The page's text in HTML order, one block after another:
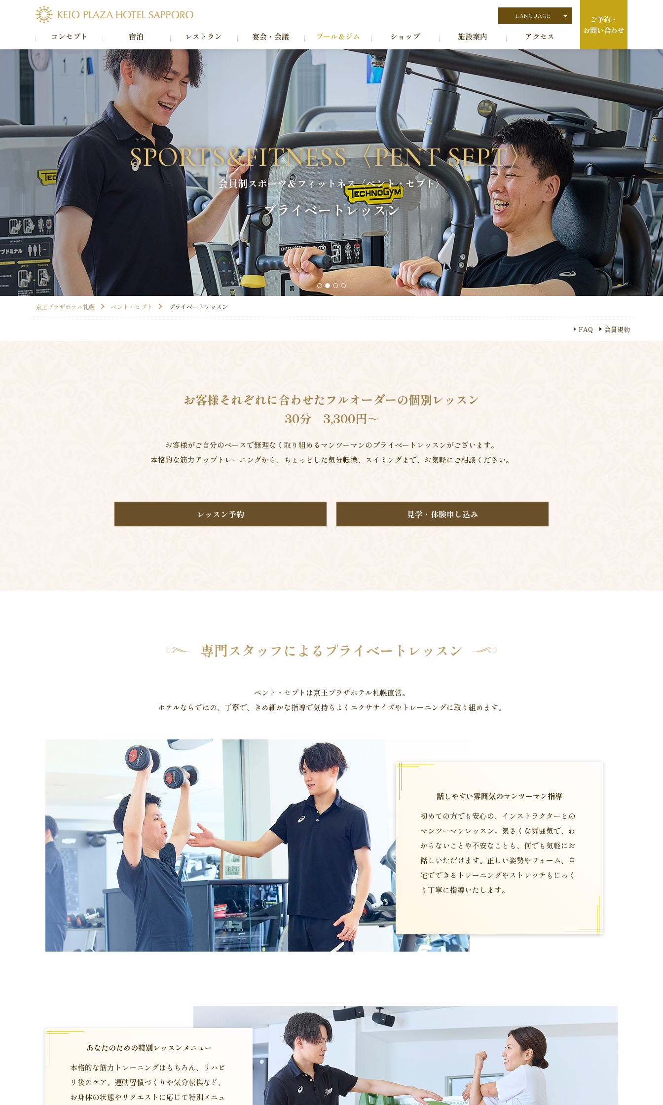
コンセプト 宿泊 レストラン 宴会・会議 プール＆ジム ショップ 施設案内 アクセス
LANGUAGE
English
ご予約・
お問い合わせ
SPORTS&FITNESS〈PENT SEPT〉
会員制スポーツ＆フィットネス〈ペント・セプト〉
プライベートレッスン
1 2 3
京王プラザホテル札幌 ペント・セプト プライベートレッスン
FAQ 会員規約
お客様それぞれに合わせたフルオーダーの個別レッスン
30分 3,300円～
お客様がご自分のペースで無理なく取り組めるマンツーマンのプライベートレッスンがございます。
本格的な筋力アップトレーニングから、ちょっとした気分転換、スイミングまで、お気軽にご相談ください。
レッスン予約 見学・体験申し込み
専門スタッフによる プライベートレッスン
ペント・セプトは京王プラザホテル札幌直営。
ホテルならではの、丁寧で、きめ細かな指導で気持ちよくエクササイズやトレーニングに取り組めます。
話しやすい雰囲気のマンツーマン指導
初めての方でも安心の、インストラクターとの
マンツーマンレッスン。気さくな雰囲気で、わ
からないことや不安なことも、何でも気軽にお
話しいただけます。正しい姿勢やフォーム、自
宅でできるトレーニングやストレッチもじっく
り丁寧に指導いたします。
あなたのための特別レッスンメニュー
本格的な筋力トレーニングはもちろん、リハビ
リ後のケア、運動習慣づくりや気分転換など、
お身体の状態やリクエストに応じて特別メニュ